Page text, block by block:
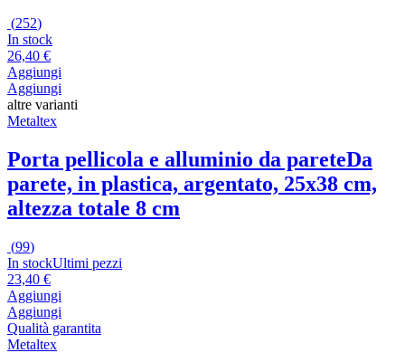
(252)
In stock
26,40 €
Aggiungi
Aggiungi
altre varianti
Metaltex
Porta pellicola e alluminio da pareteDa
parete, in plastica, argentato, 25x38 cm,
altezza totale 8 cm
(99)
In stockUltimi pezzi
23,40 €
Aggiungi
Aggiungi
Qualità garantita
Metaltex